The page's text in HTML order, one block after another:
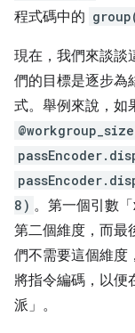
程式碼中的
現在，我們來談談
們的目標是逐步為
式。舉例來說，如
8) 。第一個引數
第二個維度，而最
們不需要這個維度
將指令編碼，以便
派」。